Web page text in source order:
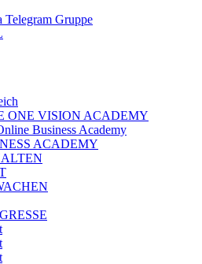
Gruppe
ONE VISION ACADEMY
Business Academy
ACADEMY